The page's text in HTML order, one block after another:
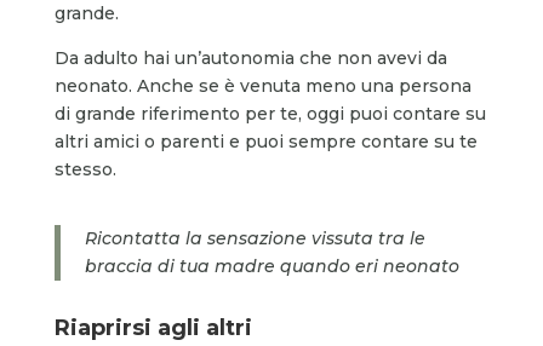
grande.
Da adulto hai un’autonomia che non avevi da
neonato. Anche se è venuta meno una persona
di grande riferimento per te, oggi puoi contare su
altri amici o parenti e puoi sempre contare su te
stesso.
Ricontatta la sensazione vissuta tra le
braccia di tua madre quando eri neonato
Riaprirsi agli altri